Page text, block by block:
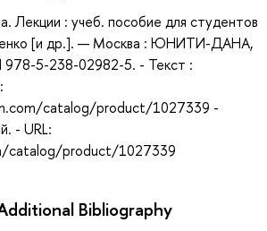
Лекции : учеб. пособие для студентов
[и др.]. — Москва : ЮНИТИ-ДАНА,
978-5-238-02982-5. - Текст :
catalog/product/1027339 -
- URL:
catalog/product/1027339
Bibliography